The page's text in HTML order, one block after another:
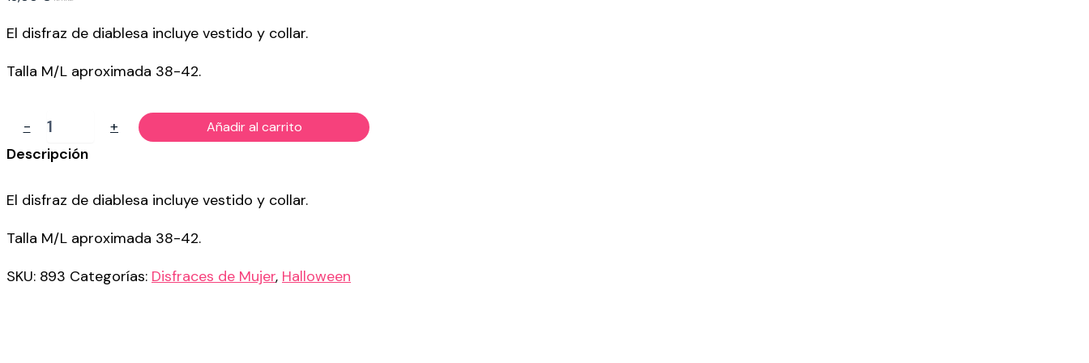
El disfraz de diablesa incluye vestido y collar.
Talla M/L aproximada 38-42.
-
DISFRAZ
DIABLESA
cantidad
+ Añadir al carrito
Descripción
El disfraz de diablesa incluye vestido y collar.
Talla M/L aproximada 38-42.
SKU: 893 Categorías: Disfraces de Mujer, Halloween